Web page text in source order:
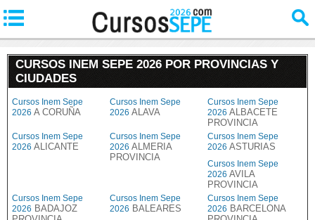
CURSOS INEM SEPE 2026 POR PROVINCIAS Y
CIUDADES
Cursos Inem Sepe
2026 A CORUÑA
Cursos Inem Sepe
2026 ALAVA
Cursos Inem Sepe
2026 ALBACETE
PROVINCIA
Cursos Inem Sepe
2026 ALICANTE
Cursos Inem Sepe
2026 ALMERIA
PROVINCIA
Cursos Inem Sepe
2026 ASTURIAS
Cursos Inem Sepe
2026 AVILA
PROVINCIA
Cursos Inem Sepe
2026 BADAJOZ
Cursos Inem Sepe
2026 BALEARES
Cursos Inem Sepe
2026 BARCELONA